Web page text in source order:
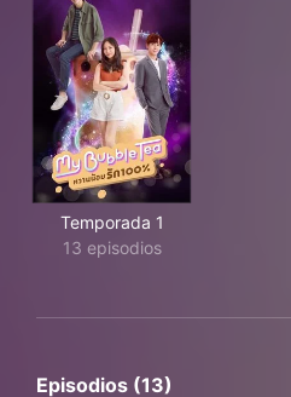
Temporada 1
13 episodios
Episodios (13)